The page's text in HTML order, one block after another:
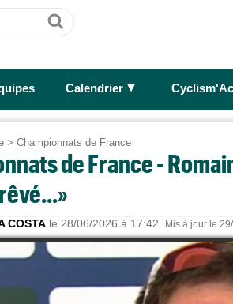
Ok
Calendrier ►
> Championnats de France
de France -
COSTA le 28/06/2026 à 17:42. Mis à jour le